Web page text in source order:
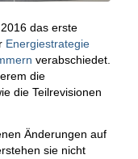
das erste
Energiestrategie
verabschiedet.
die
die Teilrevisionen
Änderungen auf
sie nicht